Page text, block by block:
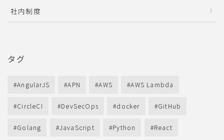
社内制度
タグ
AngularJS APN AWS AWS Lambda
CircleCI DevSecOps docker GitHub
Golang JavaScript Python React